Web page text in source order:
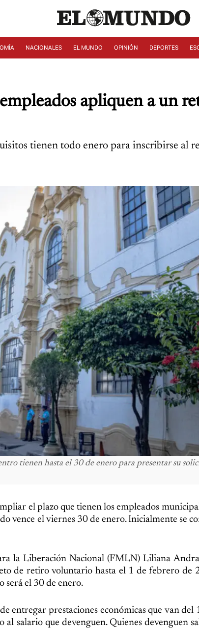
NACIONALES EL MUNDO OPINIÓN DEPORTES
apliquen a un
tienen todo enero para inscribirse al
tienen hasta el 30 de enero para presentar su
el plazo que tienen los empleados
vence el viernes 30 de enero. Inicialmente se
la Liberación Nacional (FMLN) Liliana
de retiro voluntario hasta el 1 de febrero de
será el 30 de enero.
entregar prestaciones económicas que van del
salario que devenguen. Quienes devenguen